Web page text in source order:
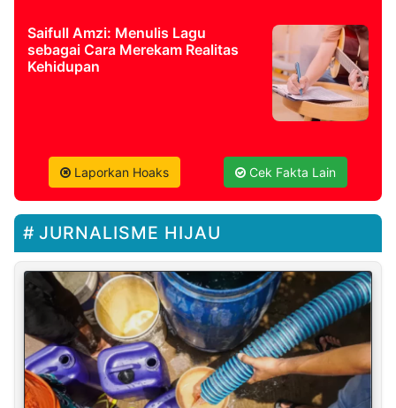
Saifull Amzi: Menulis Lagu
sebagai Cara Merekam Realitas
Kehidupan
Laporkan Hoaks Cek Fakta Lain
JURNALISME HIJAU